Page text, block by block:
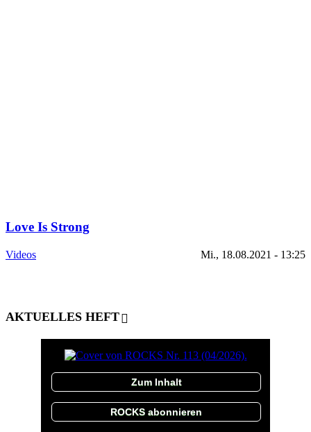
Love Is Strong
Videos Mi., 18.08.2021 - 13:25
AKTUELLES HEFT
Zum Inhalt
ROCKS abonnieren